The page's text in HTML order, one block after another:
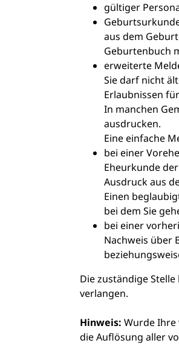
gültiger
aus dem
Geburtenbuch
erweiterte
Sie darf nicht
Erlaubnissen
In manchen
ausdrucken.
Eine einfache
bei einer Vorehe
Eheurkunde
Ausdruck aus
Einen
bei dem Sie
bei einer
Nachweis über
Die zuständige
verlangen.
Hinweis: Wurde Ihre
die Auflösung aller